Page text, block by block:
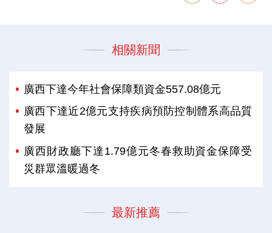
相關新聞
廣西下達今年社會保障類資金557.08億元
廣西下達近2億元支持疾病預防控制體系高品質
發展
廣西財政廳下達1.79億元冬春救助資金保障受
災群眾溫暖過冬
最新推薦